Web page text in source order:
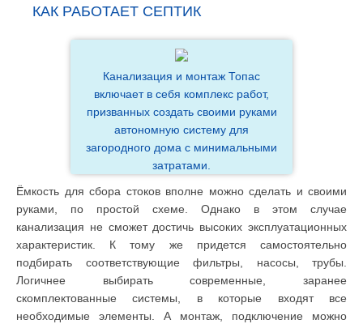
КАК РАБОТАЕТ СЕПТИК
Канализация и монтаж Топас
включает в себя комплекс работ,
призванных создать своими руками
автономную систему для
загородного дома с минимальными
затратами.
Ёмкость для сбора стоков вполне можно сделать и своими
руками, по простой схеме. Однако в этом случае
канализация не сможет достичь высоких эксплуатационных
характеристик. К тому же придется самостоятельно
подбирать соответствующие фильтры, насосы, трубы.
Логичнее выбирать современные, заранее
скомплектованные системы, в которые входят все
необходимые элементы. А монтаж, подключение можно